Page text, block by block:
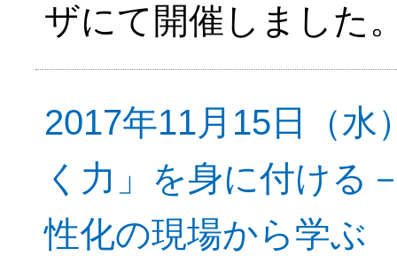
ザにて開催しました
2017年11月15日（水
く力」を身に付ける
性化の現場から学ぶ